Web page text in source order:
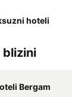
hoteli
blizini
Bergam